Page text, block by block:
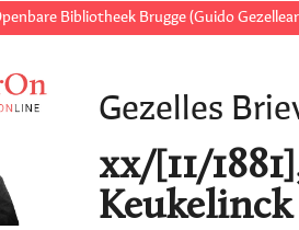
Bibliotheek Brugge (Guido
Gezelles
xx/[11/
Keukelinck